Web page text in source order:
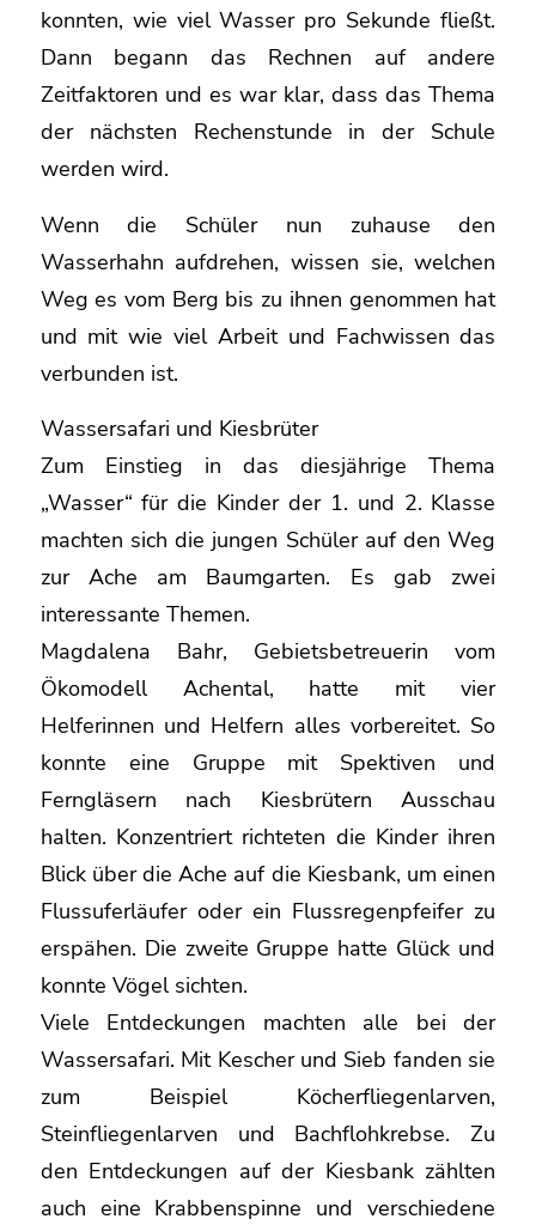
konnten, wie viel Wasser pro Sekunde fließt.
Dann begann das Rechnen auf andere
Zeitfaktoren und es war klar, dass das Thema
der nächsten Rechenstunde in der Schule
werden wird.
Wenn die Schüler nun zuhause den
Wasserhahn aufdrehen, wissen sie, welchen
Weg es vom Berg bis zu ihnen genommen hat
und mit wie viel Arbeit und Fachwissen das
verbunden ist.
Wassersafari und Kiesbrüter
Zum Einstieg in das diesjährige Thema
„Wasser“ für die Kinder der 1. und 2. Klasse
machten sich die jungen Schüler auf den Weg
zur Ache am Baumgarten. Es gab zwei
interessante Themen.
Magdalena Bahr, Gebietsbetreuerin vom
Ökomodell Achental, hatte mit vier
Helferinnen und Helfern alles vorbereitet. So
konnte eine Gruppe mit Spektiven und
Ferngläsern nach Kiesbrütern Ausschau
halten. Konzentriert richteten die Kinder ihren
Blick über die Ache auf die Kiesbank, um einen
Flussuferläufer oder ein Flussregenpfeifer zu
erspähen. Die zweite Gruppe hatte Glück und
konnte Vögel sichten.
Viele Entdeckungen machten alle bei der
Wassersafari. Mit Kescher und Sieb fanden sie
zum Beispiel Köcherfliegenlarven,
Steinfliegenlarven und Bachflohkrebse. Zu
den Entdeckungen auf der Kiesbank zählten
auch eine Krabbenspinne und verschiedene